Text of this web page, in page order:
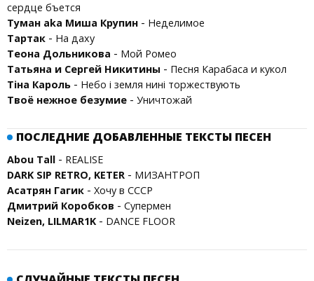
сердце бъется
Туман aka Миша Крупин - Неделимое
Тартак - На даху
Теона Дольникова - Мой Ромео
Татьяна и Сергей Никитины - Песня Карабаса и кукол
Тіна Кароль - Небо і земля нині торжествують
Твоё нежное безумие - Уничтожай
ПОСЛЕДНИЕ ДОБАВЛЕННЫЕ ТЕКСТЫ ПЕСЕН
Abou Tall - REALISE
DARK SIP RETRO, KETER - МИЗАНТРОП
Асатрян Гагик - Хочу в СССР
Дмитрий Коробков - Супермен
Neizen, LILMAR1K - DANCE FLOOR